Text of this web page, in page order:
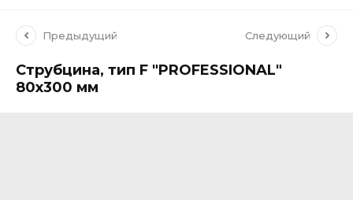
Предыдущий Следующий
Струбцина, тип F "PROFESSIONAL"
80х300 мм